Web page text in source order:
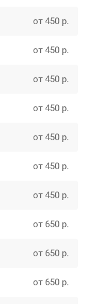
от 450 р.
от 450 р.
от 450 р.
от 450 р.
от 450 р.
от 450 р.
от 450 р.
от 650 р.
от 650 р.
от 650 р.